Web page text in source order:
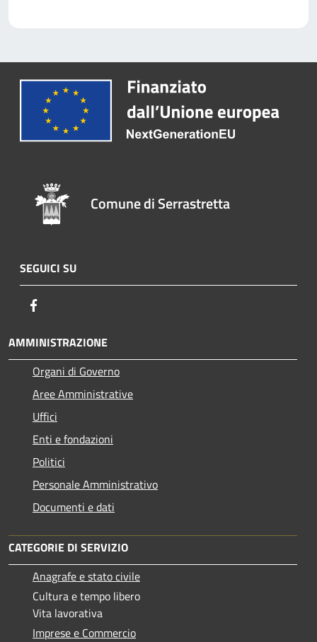
Comune di Serrastretta
SEGUICI SU
AMMINISTRAZIONE
Organi di Governo
Aree Amministrative
Uffici
Enti e fondazioni
Politici
Personale Amministrativo
Documenti e dati
CATEGORIE DI SERVIZIO
Anagrafe e stato civile
Cultura e tempo libero
Vita lavorativa
Imprese e Commercio